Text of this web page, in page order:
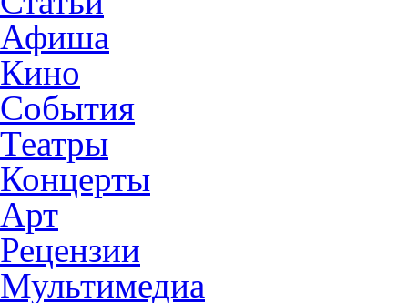
Афиша
Кино
События
Театры
Концерты
Арт
Рецензии
Мультимедиа